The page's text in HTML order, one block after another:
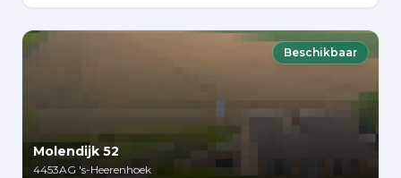
Beschikbaar
Molendijk 52
4453AG 's-Heerenhoek